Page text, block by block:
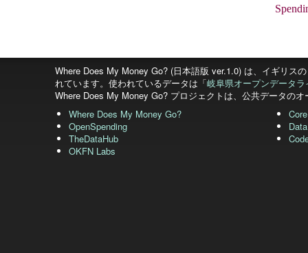
Where Does My Money Go? (日本語版 ver.1.0) は、イギリス
れています。使われているデータは「岐阜県オープンデータ
Where Does My Money Go? プロジェクトは、公共データの
Where Does My Money Go?
OpenSpending
TheDataHub
OKFN Labs